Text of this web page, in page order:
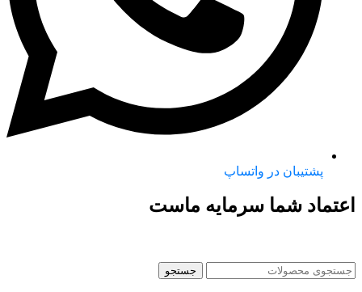
پشتیبان در واتساپ
اعتماد شما سرمایه ماست
جستجو